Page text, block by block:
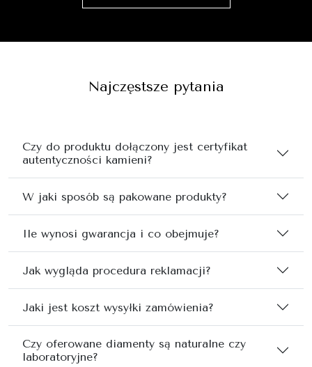
Najczęstsze pytania
Czy do produktu dołączony jest certyfikat
autentyczności kamieni?
W jaki sposób są pakowane produkty?
Ile wynosi gwarancja i co obejmuje?
Jak wygląda procedura reklamacji?
Jaki jest koszt wysyłki zamówienia?
Czy oferowane diamenty są naturalne czy
laboratoryjne?